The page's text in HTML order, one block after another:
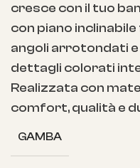
cresce con il tuo
con piano inclinabile
angoli arrotondati
dettagli colorati
Realizzata con
comfort, qualità e
GAMBA